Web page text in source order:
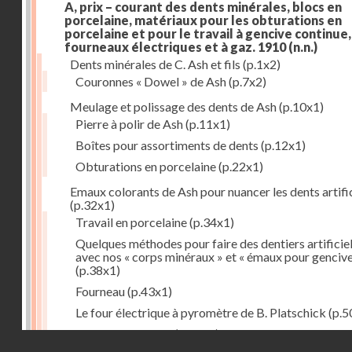
A, prix – courant des dents minérales, blocs en
porcelaine, matériaux pour les obturations en
porcelaine et pour le travail à gencive
fourneaux électriques et à gaz. 1910(n.n.)
Dents minérales de C. Ash et fils (p.1x2)
Couronnes « Dowel » de Ash(p.7x2)
Meulage et polissage des dents de Ash(p.10x1)
Pierre à polir de Ash(p.11x1)
Boîtes pour assortiments de dents (p.12x1)
Obturations en porcelaine(p.22x1)
Emaux colorants de Ash pour nuancer les dents
(p.32x1)
Travail en porcelaine(p.34x1)
Quelques méthodes pour faire des dentiers
avec nos « corps minéraux » et « émaux pour
(p.38x1)
Fourneau(p.43x1)
Le four électrique à pyromètre de B. Platschick
Pyromètre de Ash(p.53x1)